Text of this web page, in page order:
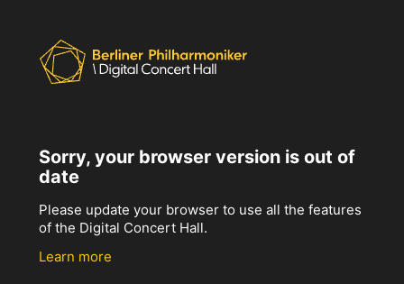
Sorry, your browser version is out of
date
Please update your browser to use all the features
of the Digital Concert Hall.
Learn more